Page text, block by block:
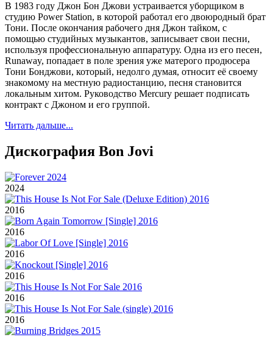
В 1983 году Джон Бон Джови устраивается уборщиком в
студию Power Station, в которой работал его двоюродный брат
Тони. После окончания рабочего дня Джон тайком, с
помощью студийных музыкантов, записывает свои песни,
используя профессиональную аппаратуру. Одна из его песен,
Runaway, попадает в поле зрения уже матерого продюсера
Тони Бонджови, который, недолго думая, относит её своему
знакомому на местную радиостанцию, песня становится
локальным хитом. Руководство Mercury решает подписать
контракт с Джоном и его группой.
Читать дальше...
Дискография Bon Jovi
2024
2016
2016
2016
2016
2016
2016